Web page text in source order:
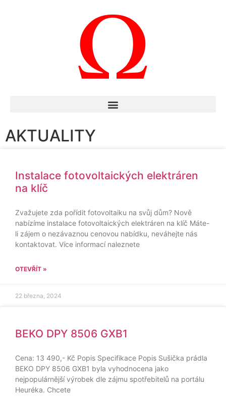
AKTUALITY
Instalace fotovoltaických elektráren
na klíč
Zvažujete zda pořídit fotovoltaiku na svůj dům? Nově
nabízíme instalace fotovoltaických elektráren na klíč Máte-
li zájem o nezávaznou cenovou nabídku, neváhejte nás
kontaktovat. Více informací naleznete
OTEVŘÍT »
22 března, 2024
BEKO DPY 8506 GXB1
Cena: 13 490,- Kč Popis Specifikace Popis Sušička prádla
BEKO DPY 8506 GXB1 byla vyhodnocena jako
nejpopulárnější výrobek dle zájmu spotřebitelů na portálu
Heuréka. Chcete